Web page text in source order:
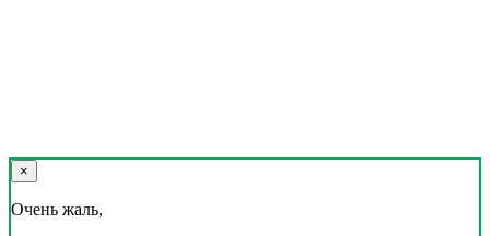
×
Очень жаль,